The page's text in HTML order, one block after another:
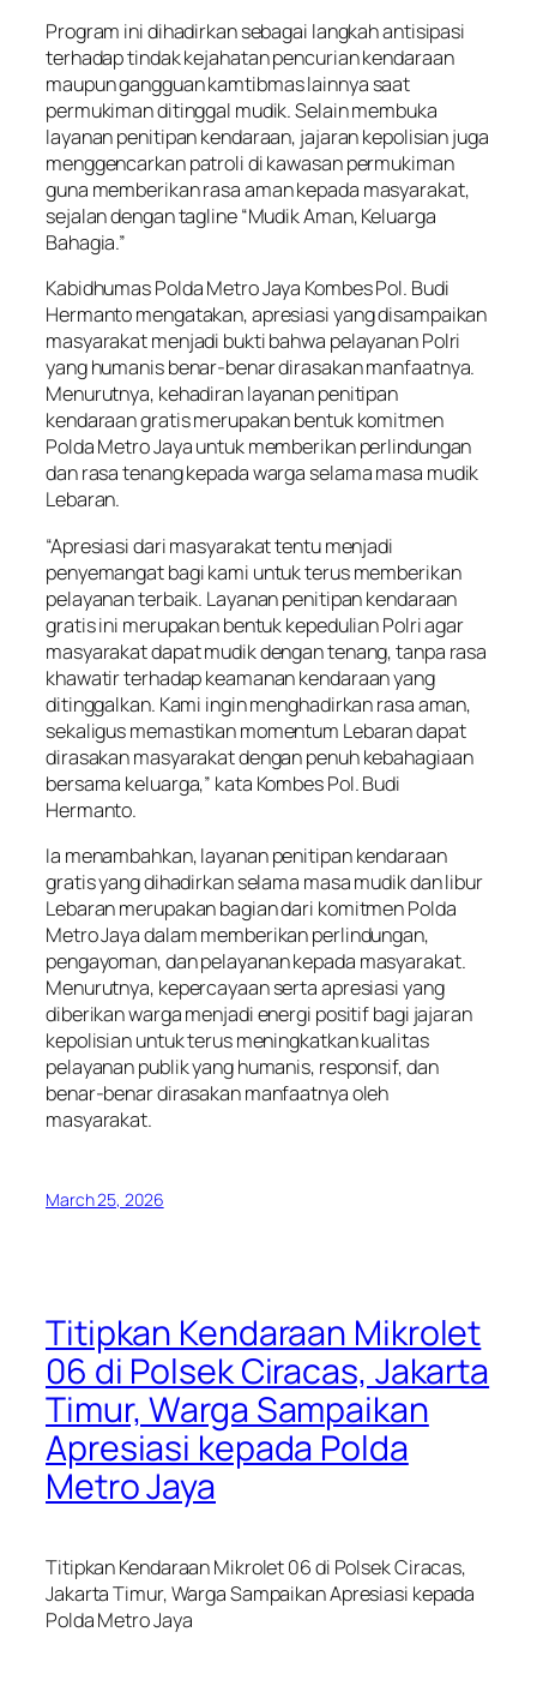
Program ini dihadirkan sebagai langkah antisipasi
terhadap tindak kejahatan pencurian kendaraan
maupun gangguan kamtibmas lainnya saat
permukiman ditinggal mudik. Selain membuka
layanan penitipan kendaraan, jajaran kepolisian juga
menggencarkan patroli di kawasan permukiman
guna memberikan rasa aman kepada masyarakat,
sejalan dengan tagline “Mudik Aman, Keluarga
Bahagia.”
Kabidhumas Polda Metro Jaya Kombes Pol. Budi
Hermanto mengatakan, apresiasi yang disampaikan
masyarakat menjadi bukti bahwa pelayanan Polri
yang humanis benar-benar dirasakan manfaatnya.
Menurutnya, kehadiran layanan penitipan
kendaraan gratis merupakan bentuk komitmen
Polda Metro Jaya untuk memberikan perlindungan
dan rasa tenang kepada warga selama masa mudik
Lebaran.
“Apresiasi dari masyarakat tentu menjadi
penyemangat bagi kami untuk terus memberikan
pelayanan terbaik. Layanan penitipan kendaraan
gratis ini merupakan bentuk kepedulian Polri agar
masyarakat dapat mudik dengan tenang, tanpa rasa
khawatir terhadap keamanan kendaraan yang
ditinggalkan. Kami ingin menghadirkan rasa aman,
sekaligus memastikan momentum Lebaran dapat
dirasakan masyarakat dengan penuh kebahagiaan
bersama keluarga,” kata Kombes Pol. Budi
Hermanto.
Ia menambahkan, layanan penitipan kendaraan
gratis yang dihadirkan selama masa mudik dan libur
Lebaran merupakan bagian dari komitmen Polda
Metro Jaya dalam memberikan perlindungan,
pengayoman, dan pelayanan kepada masyarakat.
Menurutnya, kepercayaan serta apresiasi yang
diberikan warga menjadi energi positif bagi jajaran
kepolisian untuk terus meningkatkan kualitas
pelayanan publik yang humanis, responsif, dan
benar-benar dirasakan manfaatnya oleh
masyarakat.
March 25, 2026
Titipkan Kendaraan Mikrolet
06 di Polsek Ciracas, Jakarta
Timur, Warga Sampaikan
Apresiasi kepada Polda
Metro Jaya
Titipkan Kendaraan Mikrolet 06 di Polsek Ciracas,
Jakarta Timur, Warga Sampaikan Apresiasi kepada
Polda Metro Jaya